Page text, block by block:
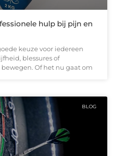
hulp bij pijn en
keuze voor iedereen
blessures of
Of het nu gaat om
BLOG